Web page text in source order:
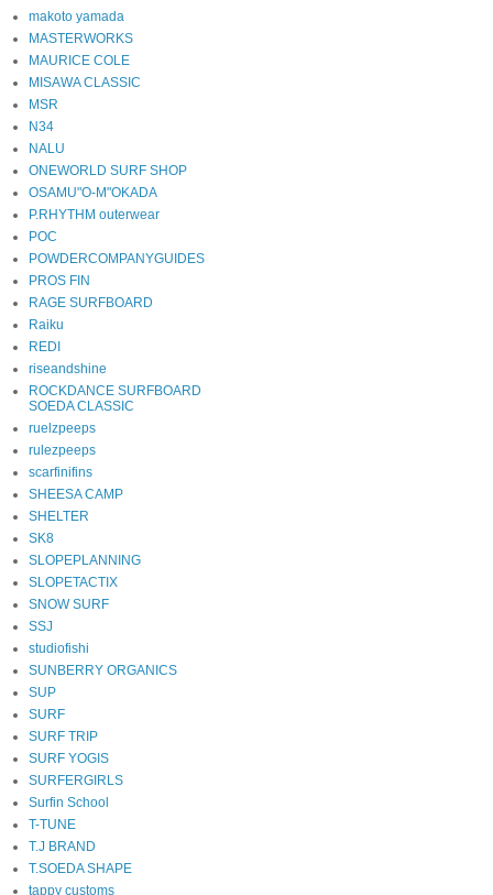
makoto yamada
MASTERWORKS
MAURICE COLE
MISAWA CLASSIC
MSR
N34
NALU
ONEWORLD SURF SHOP
OSAMU"O-M"OKADA
P.RHYTHM outerwear
POC
POWDERCOMPANYGUIDES
PROS FIN
RAGE SURFBOARD
Raiku
REDI
riseandshine
ROCKDANCE SURFBOARD
SOEDA CLASSIC
ruelzpeeps
rulezpeeps
scarfinifins
SHEESA CAMP
SHELTER
SK8
SLOPEPLANNING
SLOPETACTIX
SNOW SURF
SSJ
studiofishi
SUNBERRY ORGANICS
SUP
SURF
SURF TRIP
SURF YOGIS
SURFERGIRLS
Surfin School
T-TUNE
T.J BRAND
T.SOEDA SHAPE
tappy customs